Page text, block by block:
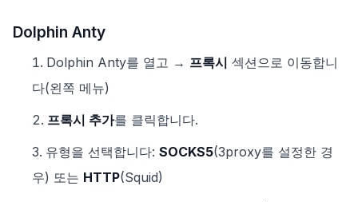
Dolphin Anty
Dolphin Anty를 열고 → 프록시 섹션으로 이동합니
다(왼쪽 메뉴)
프록시 추가를 클릭합니다.
유형을 선택합니다: SOCKS5(3proxy를 설정한 경
우) 또는 HTTP(Squid)